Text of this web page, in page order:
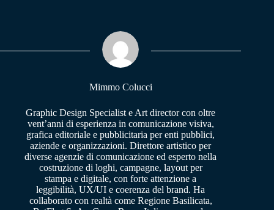
pp m
Mimmo Colucci
Graphic Design Specialist e Art director con oltre
vent’anni di esperienza in comunicazione visiva,
grafica editoriale e pubblicitaria per enti pubblici,
aziende e organizzazioni. Direttore artistico per
diverse agenzie di comunicazione ed esperto nella
costruzione di loghi, campagne, layout per
stampa e digitale, con forte attenzione a
leggibilità, UX/UI e coerenza del brand. Ha
collaborato con realtà come Regione Basilicata,